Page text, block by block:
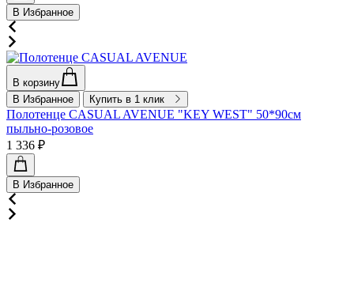
В Избранное
В корзину
В Избранное
Купить в 1 клик
Полотенце CASUAL AVENUE "KEY WEST" 50*90см
пыльно-розовое
1 336 ₽
В Избранное